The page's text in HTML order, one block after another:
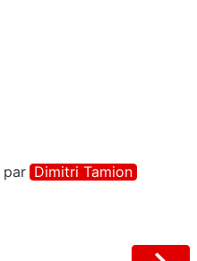
par Dimitri Tamion